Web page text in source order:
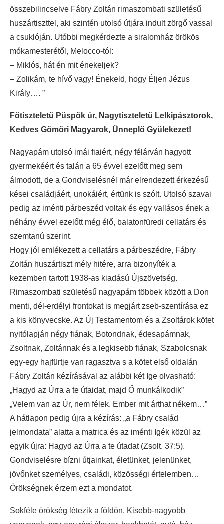
összebilincselve Fábry Zoltán rimaszombati születésű
huszártiszttel, aki szintén utolsó útjára indult zörgő vassal
a csuklóján. Utóbbi megkérdezte a siralomház örökös
mókamesterétől, Melocco-tól:
– Miklós, hát én mit énekeljek?
– Zolikám, te hívő vagy! Énekeld, hogy Éljen Jézus
Király…. ”
Főtiszteletű Püspök úr, Nagytiszteletű Lelkipásztorok,
Kedves Gömöri Magyarok, Ünneplő Gyülekezet!
Nagyapám utolsó imái fiaiért, négy félárván hagyott
gyermekéért és talán a 65 évvel ezelőtt meg sem
álmodott, de a Gondviselésnél már elrendezett érkezésű
kései családjáért, unokáiért, értünk is szólt. Utolsó szavai
pedig az iménti párbeszéd voltak és egy vallásos ének a
néhány évvel ezelőtt még élő, balatonfüredi cellatárs és
szemtanú szerint.
Hogy jól emlékezett a cellatárs a párbeszédre, Fábry
Zoltán huszártiszt mély hitére, arra bizonyíték a
kezemben tartott 1938-as kiadású Újszövetség.
Rimaszombati születésű nagyapám többek között a Don
menti, dél-erdélyi frontokat is megjárt zseb-szentírása ez
a kis könyvecske. Az Új Testamentom és a Zsoltárok kötet
nyitólapján négy fiának, Botondnak, édesapámnak,
Zsoltnak, Zoltánnak és a legkisebb fiának, Szabolcsnak
egy-egy hajfürtje van ragasztva s a kötet első oldalán
Fábry Zoltán kézírásával az alábbi két Ige olvasható:
„Hagyd az Úrra a te útaidat, majd Ő munkálkodik”
„Velem van az Úr, nem félek. Ember mit árthat nékem…”
A hátlapon pedig újra a kézírás: „a Fábry család
jelmondata” alatta a matrica és az iménti Igék közül az
egyik újra: Hagyd az Úrra a te útadat (Zsolt. 37:5).
Gondviselésre bízni útjainkat, életünket, jelenünket,
jövőnket személyes, családi, közösségi értelemben…
Örökségnek érzem ezt a mondatot.
Sokféle örökség létezik a földön. Kisebb-nagyobb